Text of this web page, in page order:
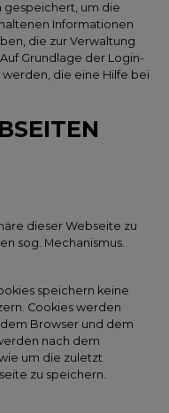
um die
Informationen
die zur Verwaltung
Grundlage der Login-
die eine Hilfe bei
dieser Webseite zu
sog. Mechanismus.
speichern keine
Cookies werden
Browser und dem
nach dem
um die zuletzt
zu speichern.